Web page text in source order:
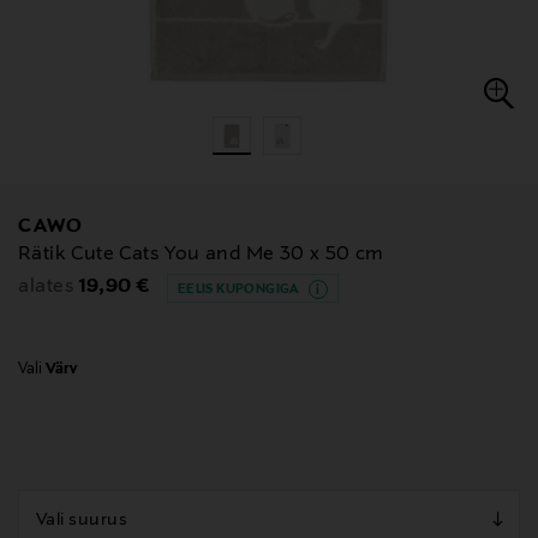
CAWO
Rätik Cute Cats You and Me 30 x 50 cm
alates Original Price
19,90 € EELIS KUPONGIGA
Vali Värv